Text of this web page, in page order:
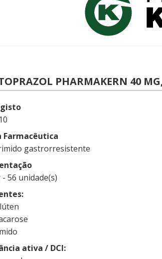
PHARMAKERN 40
Farmacêutica
gastrorresistente
56 unidade(s)
ativa / DCI